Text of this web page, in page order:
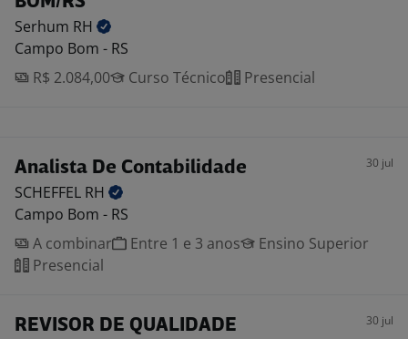
Serhum RH
Campo Bom - RS
R$ 2.084,00
Curso Técnico Presencial
Analista De Contabilidade 30 jul
SCHEFFEL RH
Campo Bom - RS
A combinar
Entre 1 e 3 anos
Ensino Superior
Presencial
REVISOR DE QUALIDADE 30 jul